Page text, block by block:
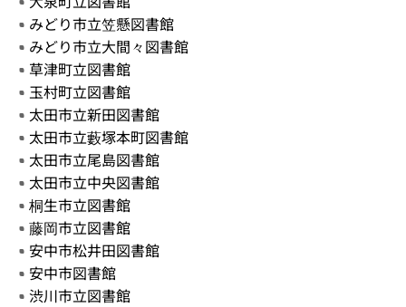
みどり市立笠懸図書館
みどり市立大間々図書館
草津町立図書館
玉村町立図書館
太田市立新田図書館
太田市立藪塚本町図書館
太田市立尾島図書館
太田市立中央図書館
桐生市立図書館
藤岡市立図書館
安中市松井田図書館
安中市図書館
渋川市立図書館